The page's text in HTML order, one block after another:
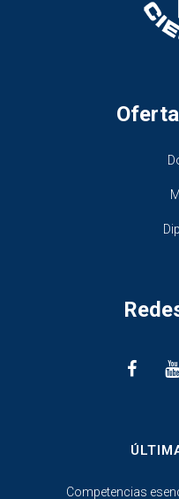
Competencias